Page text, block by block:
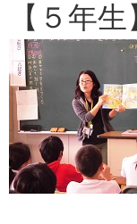
【